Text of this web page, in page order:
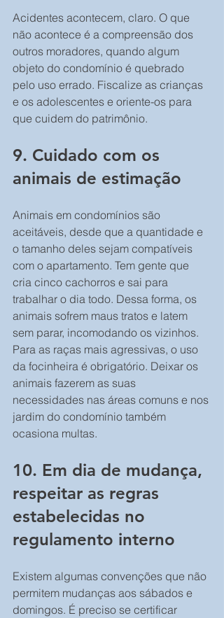
Acidentes acontecem, claro. O que
não acontece é a compreensão dos
outros moradores, quando algum
objeto do condomínio é quebrado
pelo uso errado. Fiscalize as crianças
e os adolescentes e oriente-os para
que cuidem do patrimônio.
9. Cuidado com os
animais de estimação
Animais em condomínios são
aceitáveis, desde que a quantidade e
o tamanho deles sejam compatíveis
com o apartamento. Tem gente que
cria cinco cachorros e sai para
trabalhar o dia todo. Dessa forma, os
animais sofrem maus tratos e latem
sem parar, incomodando os vizinhos.
Para as raças mais agressivas, o uso
da focinheira é obrigatório. Deixar os
animais fazerem as suas
necessidades nas áreas comuns e nos
jardim do condomínio também
ocasiona multas.
10. Em dia de mudança,
respeitar as regras
estabelecidas no
regulamento interno
Existem algumas convenções que não
permitem mudanças aos sábados e
domingos. É preciso se certificar